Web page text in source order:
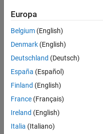
Europa
Belgium (English)
Denmark (English)
Deutschland (Deutsch)
España (Español)
Finland (English)
France (Français)
Ireland (English)
Italia (Italiano)
Centro di fiducia
Antipirateria
Stato
© 1994-2026 The